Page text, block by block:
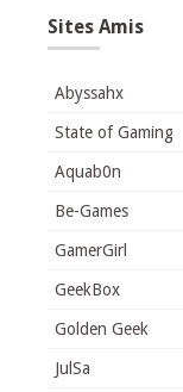
Sites Amis
Abyssahx
State of Gaming
Aquab0n
Be-Games
GamerGirl
GeekBox
Golden Geek
JulSa